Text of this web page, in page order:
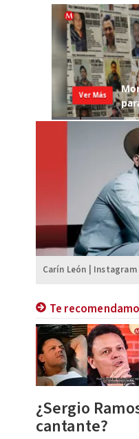
Carín León | Instagram
Te
¿Sergio
cantante?